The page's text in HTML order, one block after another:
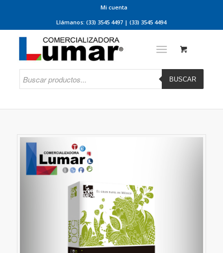
Mi cuenta
Llámanos: (33) 3545 4497 | (33) 3545 4494
BUSCAR